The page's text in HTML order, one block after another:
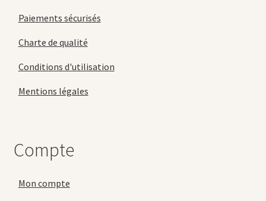
Paiements sécurisés
Charte de qualité
Conditions d'utilisation
Mentions légales
Compte
Mon compte